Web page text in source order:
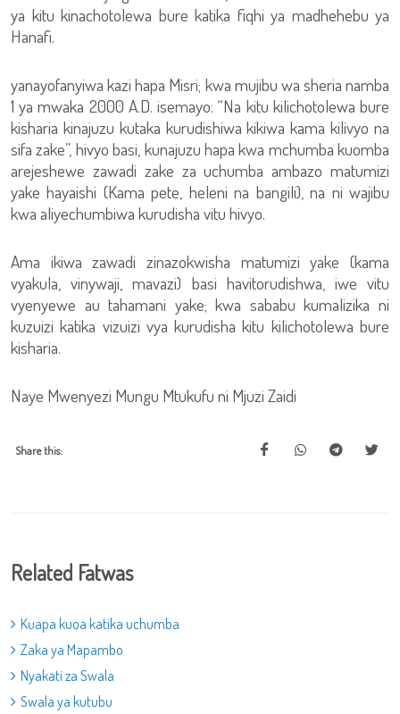
ya kitu kinachotolewa bure katika fiqhi ya madhehebu ya
Hanafi.
yanayofanyiwa kazi hapa Misri; kwa mujibu wa sheria namba
1 ya mwaka 2000 A.D. isemayo: “Na kitu kilichotolewa bure
kisharia kinajuzu kutaka kurudishiwa kikiwa kama kilivyo na
sifa zake”, hivyo basi, kunajuzu hapa kwa mchumba kuomba
arejeshewe zawadi zake za uchumba ambazo matumizi
yake hayaishi (Kama pete, heleni na bangili), na ni wajibu
kwa aliyechumbiwa kurudisha vitu hivyo.
Ama ikiwa zawadi zinazokwisha matumizi yake (kama
vyakula, vinywaji, mavazi) basi havitorudishwa, iwe vitu
vyenyewe au tahamani yake; kwa sababu kumalizika ni
kuzuizi katika vizuizi vya kurudisha kitu kilichotolewa bure
kisharia.
Naye Mwenyezi Mungu Mtukufu ni Mjuzi Zaidi
Share this:
Related Fatwas
Kuapa kuoa katika uchumba
Zaka ya Mapambo
Nyakati za Swala
Swala ya kutubu